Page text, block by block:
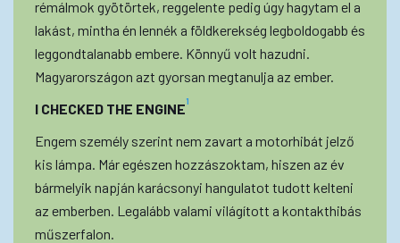
rémálmok gyötörtek, reggelente pedig úgy hagytam el a
lakást, mintha én lennék a földkerekség legboldogabb és
leggondtalanabb embere. Könnyű volt hazudni.
Magyarországon azt gyorsan megtanulja az ember.
I CHECKED THE ENGINE1
Engem személy szerint nem zavart a motorhibát jelző
kis lámpa. Már egészen hozzászoktam, hiszen az év
bármelyik napján karácsonyi hangulatot tudott kelteni
az emberben. Legalább valami világított a kontakthibás
műszerfalon.